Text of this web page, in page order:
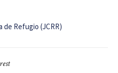
de Refugio (JCRR)